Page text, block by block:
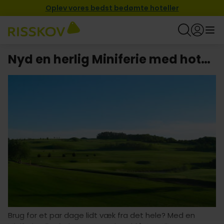
Oplev vores bedst bedømte hoteller
Nyd en herlig Miniferie med hotel i Aabybro
Brug for et par dage lidt væk fra det hele? Med en